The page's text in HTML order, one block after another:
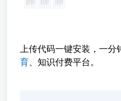
上传代码一键安装，一分
育、知识付费平台。